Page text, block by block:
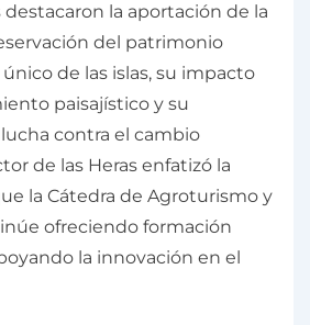
la aportación de la
del patrimonio
de las islas, su impacto
paisajístico y su
contra el cambio
de las Heras enfatizó la
la Cátedra de Agroturismo y
ofreciendo formación
la innovación en el